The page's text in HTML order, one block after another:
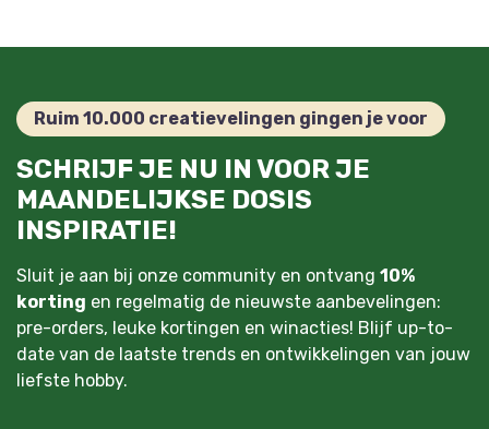
Ruim 10.000 creatievelingen gingen je voor
SCHRIJF JE NU IN VOOR JE
MAANDELIJKSE DOSIS
INSPIRATIE!
Sluit je aan bij onze community en ontvang 10%
korting en regelmatig de nieuwste aanbevelingen:
pre-orders, leuke kortingen en winacties! Blijf up-to-
date van de laatste trends en ontwikkelingen van jouw
liefste hobby.